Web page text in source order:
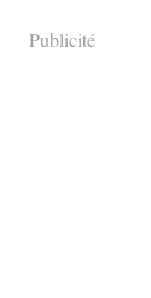
Publicité